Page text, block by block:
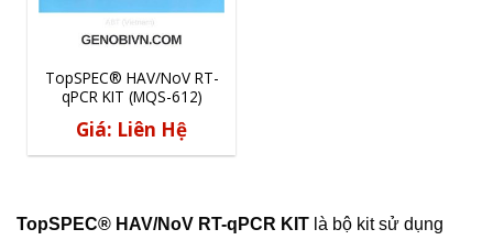
TopSPEC® HAV/NoV RT-qPCR KIT là bộ kit sử dụng
TopSPEC® HAV/NoV RT-
qPCR KIT (MQS-612)
Giá: Liên Hệ